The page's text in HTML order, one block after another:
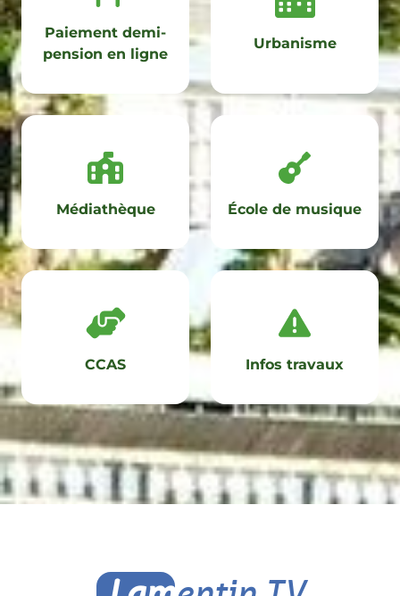
Paiement demi-
pension en ligne
Urbanisme
Médiathèque École de musique
CCAS Infos travaux